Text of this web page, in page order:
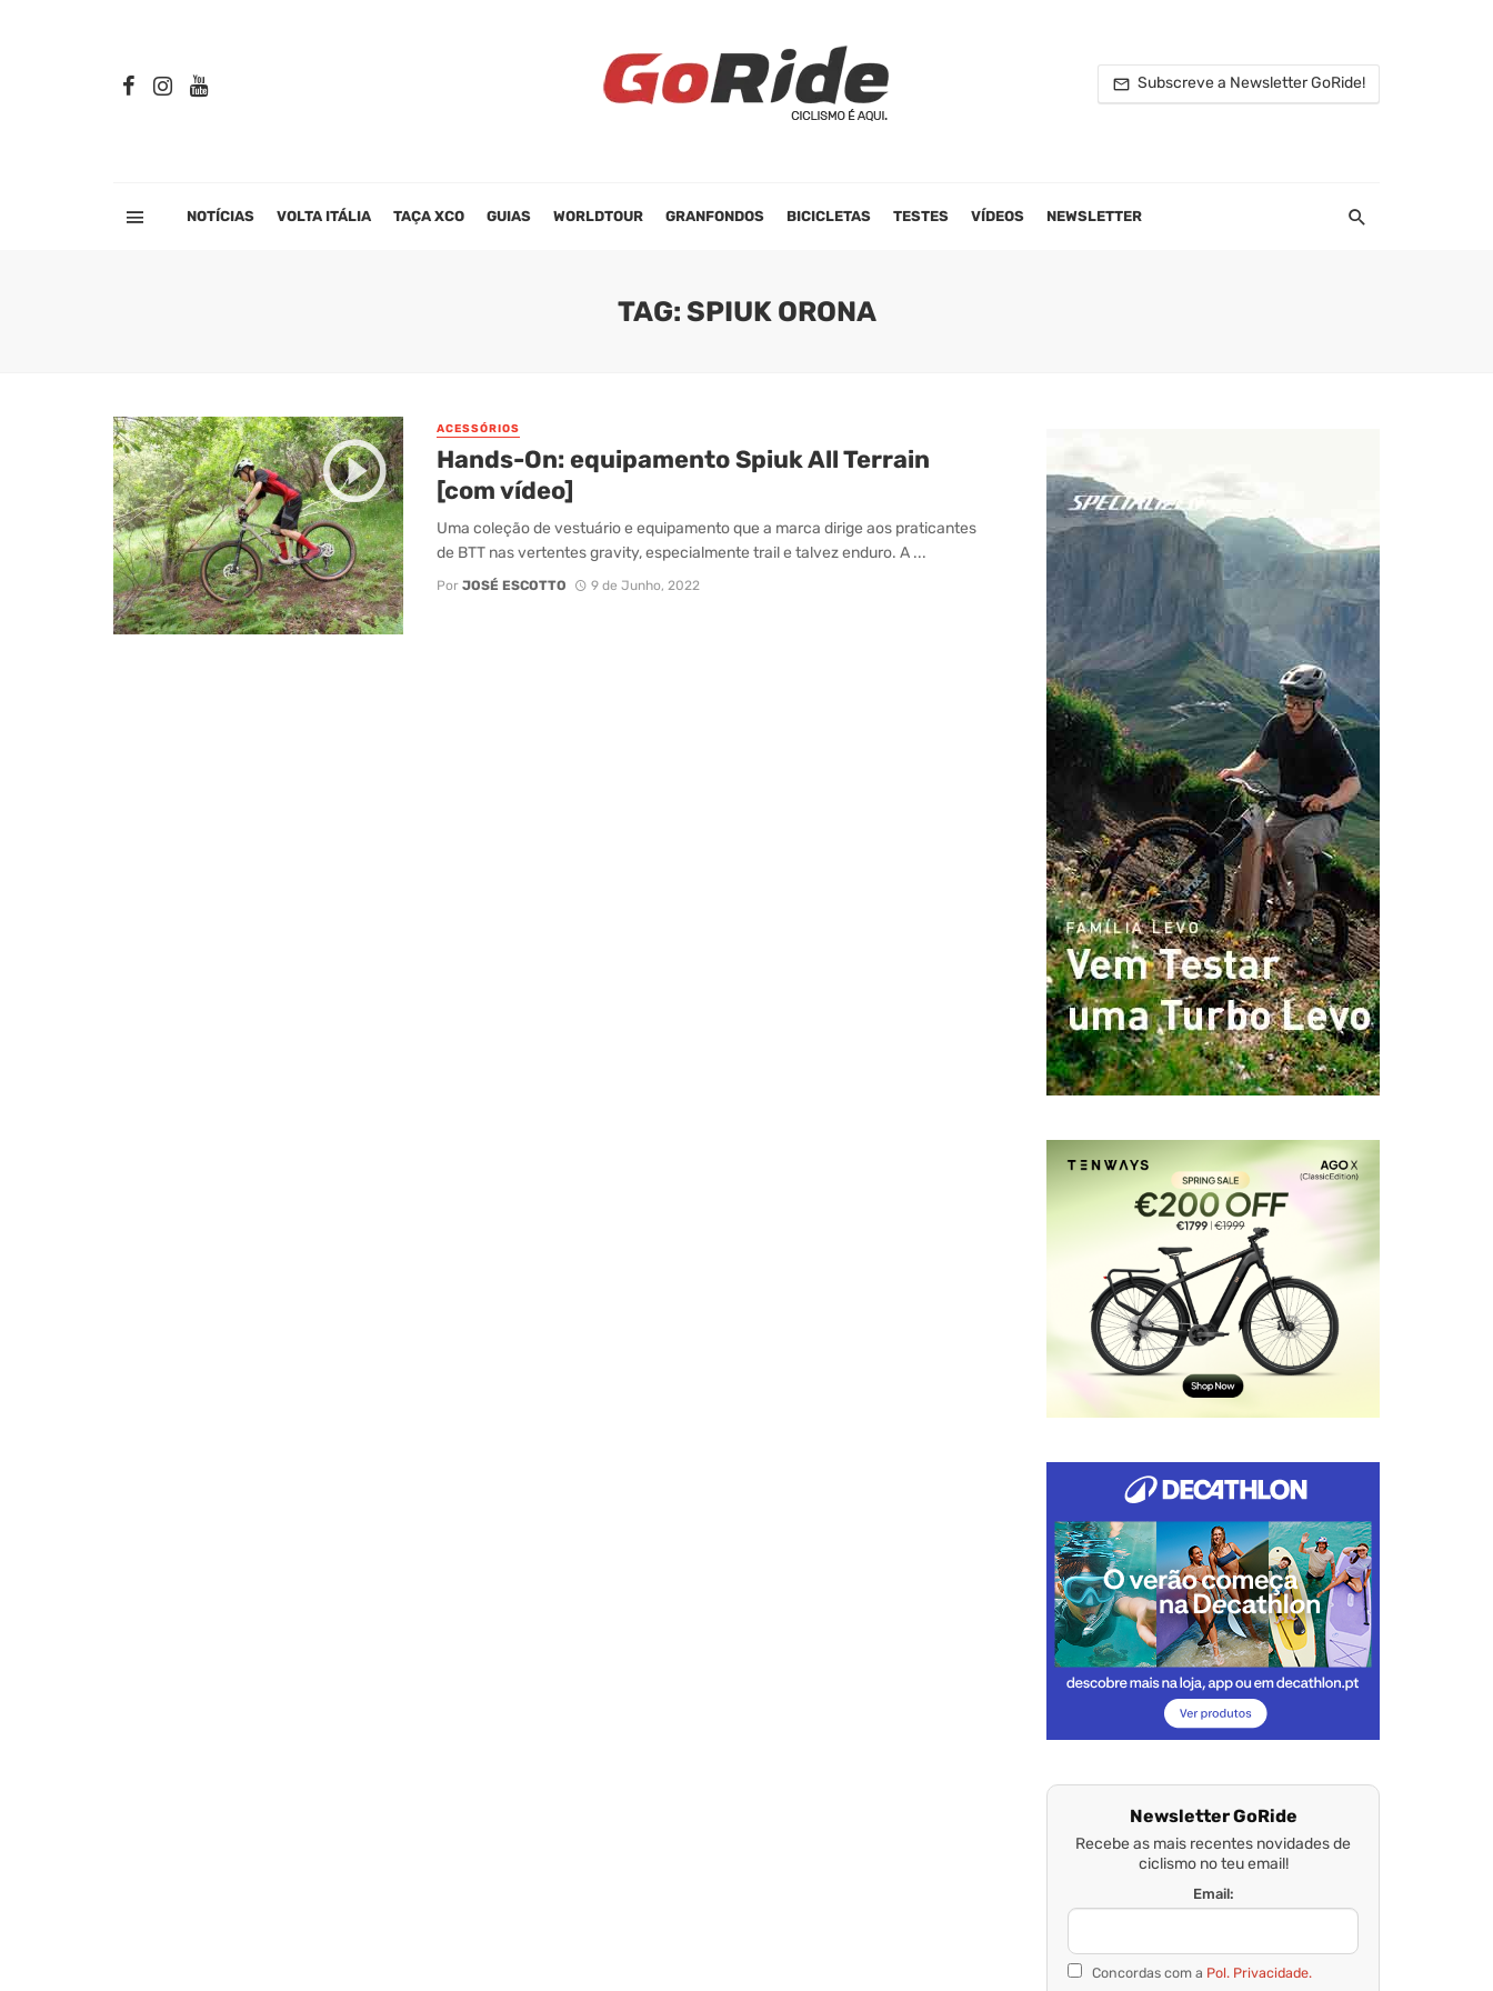
Subscreve a Newsletter GoRide!
NOTÍCIAS VOLTA ITÁLIA TAÇA XCO GUIAS WORLDTOUR GRANFONDOS BICICLETAS TESTES VÍDEOS NEWSLETTER
TAG: SPIUK ORONA
ACESSÓRIOS
Hands-On: equipamento Spiuk All Terrain
[com vídeo]
Uma coleção de vestuário e equipamento que a marca dirige aos praticantes
de BTT nas vertentes gravity, especialmente trail e talvez enduro. A ...
Por JOSÉ ESCOTTO 9 de Junho, 2022
Newsletter GoRide
Recebe as mais recentes novidades de
ciclismo no teu email!
Email:
Concordas com a Pol. Privacidade.